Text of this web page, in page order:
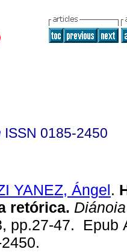
ISSN 0185-2450
YANEZ, Ángel.
retórica. Diánoia
pp.27-47. Epub